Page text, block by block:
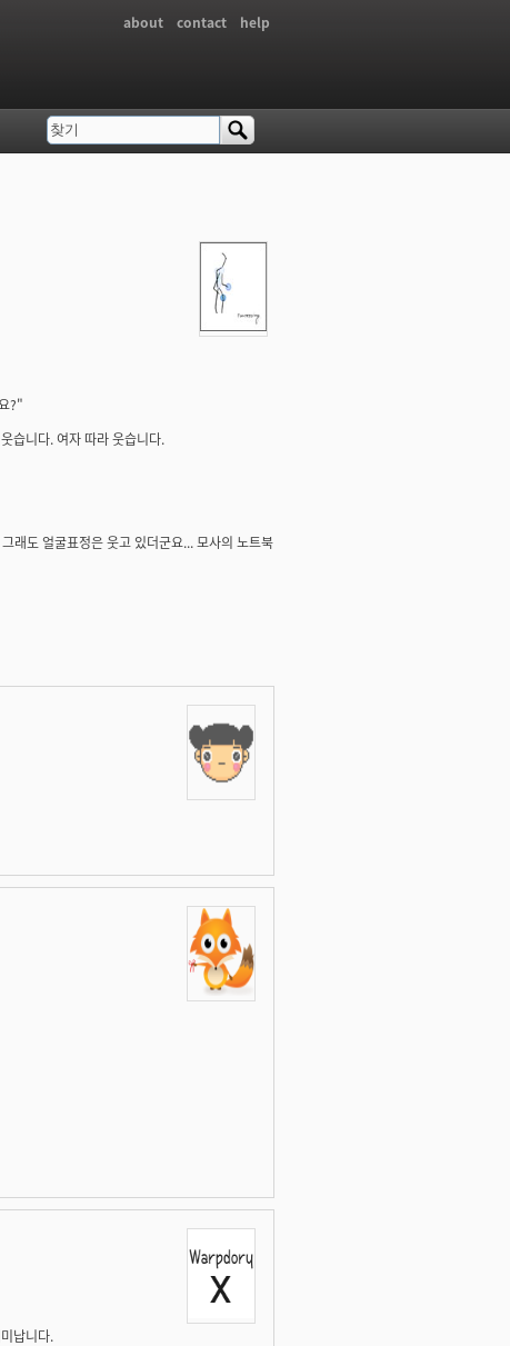
about contact help
?"
습니다. 여자 따라 웃습니다.
래도 얼굴표정은 웃고 있더군요... 모사의 노트북
납니다.
검색 폼
찾기